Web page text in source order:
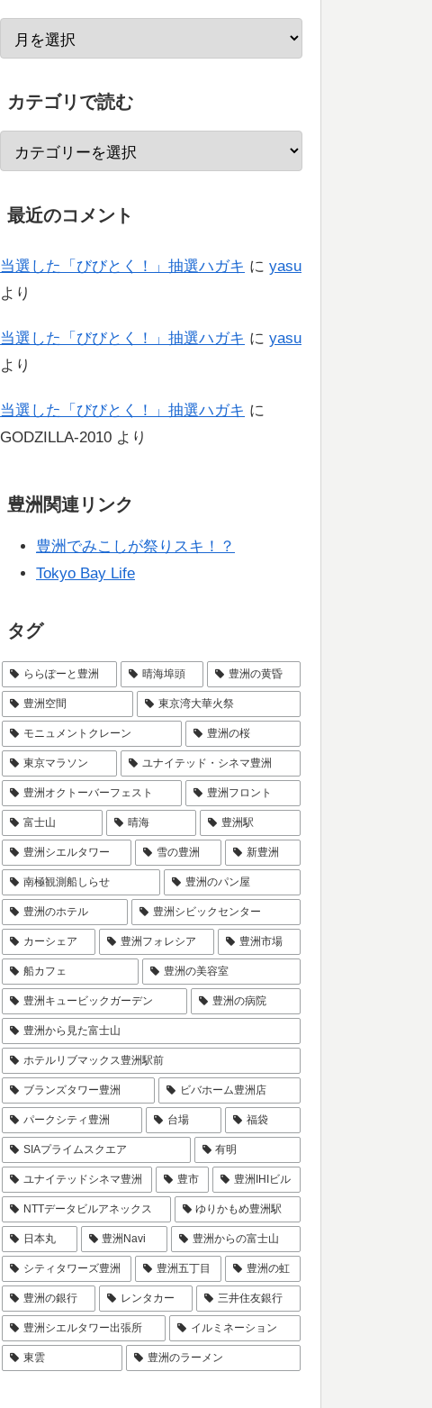
カテゴリで読む
最近のコメント
当選した「びびとく！」抽選ハガキ に yasu
より
当選した「びびとく！」抽選ハガキ に yasu
より
当選した「びびとく！」抽選ハガキ に
GODZILLA-2010 より
豊洲関連リンク
豊洲でみこしが祭りスキ！？
Tokyo Bay Life
タグ
ららぽーと豊洲 晴海埠頭 豊洲の黄昏
豊洲空間 東京湾大華火祭
モニュメントクレーン 豊洲の桜
東京マラソン ユナイテッド・シネマ豊洲
豊洲オクトーバーフェスト 豊洲フロント
富士山 晴海 豊洲駅
豊洲シエルタワー 雪の豊洲 新豊洲
南極観測船しらせ 豊洲のパン屋
豊洲のホテル 豊洲シビックセンター
カーシェア 豊洲フォレシア 豊洲市場
船カフェ 豊洲の美容室
豊洲キュービックガーデン 豊洲の病院
豊洲から見た富士山
ホテルリブマックス豊洲駅前
ブランズタワー豊洲 ビバホーム豊洲店
パークシティ豊洲 台場 福袋
SIAプライムスクエア 有明
ユナイテッドシネマ豊洲 豊市 豊洲IHIビル
NTTデータビルアネックス ゆりかもめ豊洲駅
日本丸 豊洲Navi 豊洲からの富士山
シティタワーズ豊洲 豊洲五丁目 豊洲の虹
豊洲の銀行 レンタカー 三井住友銀行
豊洲シエルタワー出張所 イルミネーション
東雲 豊洲のラーメン